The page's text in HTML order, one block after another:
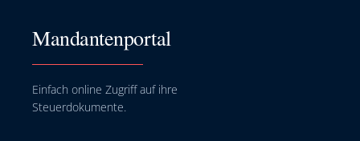
Mandantenportal
Einfach online Zugriff auf ihre
Steuerdokumente.